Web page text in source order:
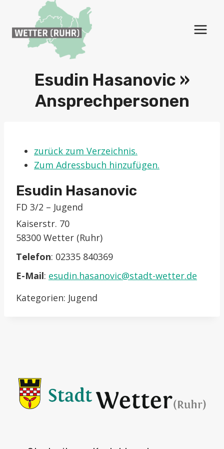
springen
Esudin Hasanovic »
Ansprechpersonen
zurück zum Verzeichnis.
Zum Adressbuch hinzufügen.
Esudin Hasanovic
FD 3/2 – Jugend
Kaiserstr. 70
58300 Wetter (Ruhr)
Telefon: 02335 840369
E-Mail: esudin.hasanovic@stadt-wetter.de
Kategorien: Jugend